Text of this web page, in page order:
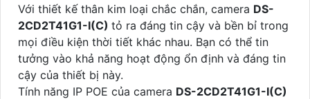
Với thiết kế thân kim loại chắc chắn, camera DS-
2CD2T41G1-I(C) tỏ ra đáng tin cậy và bền bỉ trong
mọi điều kiện thời tiết khác nhau. Bạn có thể tin
tưởng vào khả năng hoạt động ổn định và đáng tin
cậy của thiết bị này.
Tính năng IP POE của camera DS-2CD2T41G1-I(C)